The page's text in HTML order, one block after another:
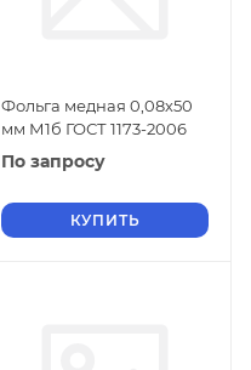
Фольга медная 0,08х50
мм М1б ГОСТ 1173-2006
По запросу
КУПИТЬ